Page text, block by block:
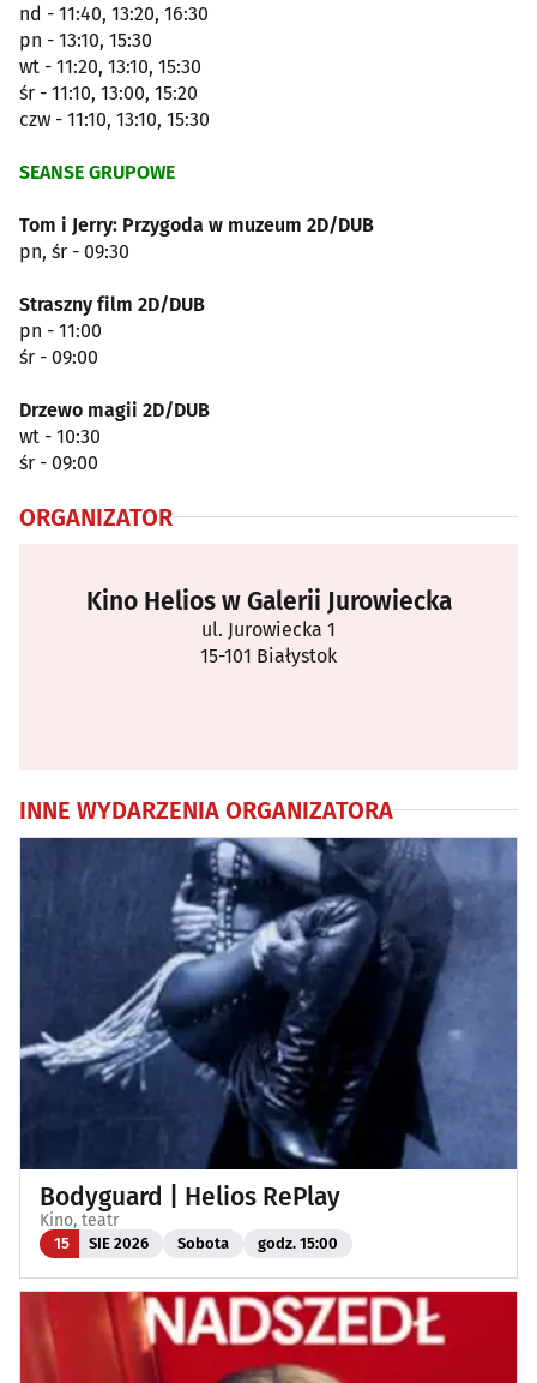
nd - 11:40, 13:20, 16:30
pn - 13:10, 15:30
wt - 11:20, 13:10, 15:30
śr - 11:10, 13:00, 15:20
czw - 11:10, 13:10, 15:30
SEANSE GRUPOWE
Tom i Jerry: Przygoda w muzeum 2D/DUB
pn, śr - 09:30
Straszny film 2D/DUB
pn - 11:00
śr - 09:00
Drzewo magii 2D/DUB
wt - 10:30
śr - 09:00
ORGANIZATOR
Kino Helios w Galerii Jurowiecka
ul. Jurowiecka 1
15-101 Białystok
INNE WYDARZENIA ORGANIZATORA
Bodyguard | Helios RePlay
Kino, teatr
15 SIE 2026 Sobota godz. 15:00